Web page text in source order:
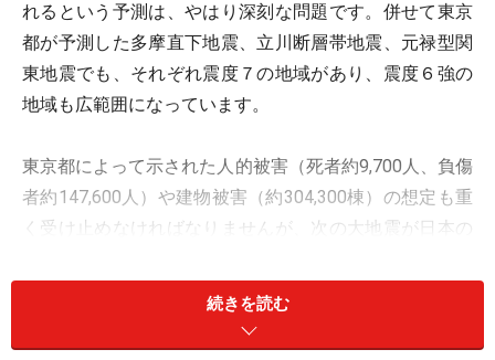
れるという予測は、やはり深刻な問題です。併せて東京
都が予測した多摩直下地震、立川断層帯地震、元禄型関
東地震でも、それぞれ震度７の地域があり、震度６強の
地域も広範囲になっています。
東京都によって示された人的被害（死者約9,700人、負傷
者約147,600人）や建物被害（約304,300棟）の想定も重
く受け止めなければなりませんが、次の大地震が日本の
だけではなく日本中が待ったなしの状況に置かれている
続きを読む